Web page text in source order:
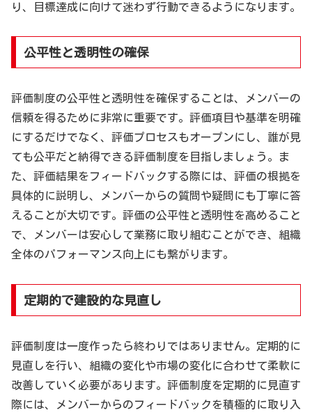
り、目標達成に向けて迷わず行動できるようになります。
公平性と透明性の確保
評価制度の公平性と透明性を確保することは、メンバーの
信頼を得るために非常に重要です。評価項目や基準を明確
にするだけでなく、評価プロセスもオープンにし、誰が見
ても公平だと納得できる評価制度を目指しましょう。ま
た、評価結果をフィードバックする際には、評価の根拠を
具体的に説明し、メンバーからの質問や疑問にも丁寧に答
えることが大切です。評価の公平性と透明性を高めること
で、メンバーは安心して業務に取り組むことができ、組織
全体のパフォーマンス向上にも繋がります。
定期的で建設的な見直し
評価制度は一度作ったら終わりではありません。定期的に
見直しを行い、組織の変化や市場の変化に合わせて柔軟に
改善していく必要があります。評価制度を定期的に見直す
際には、メンバーからのフィードバックを積極的に取り入